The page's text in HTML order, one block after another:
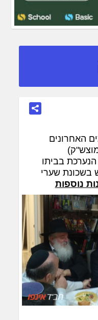
האחרונים
בביתו
בשכונת שערי
נוספות